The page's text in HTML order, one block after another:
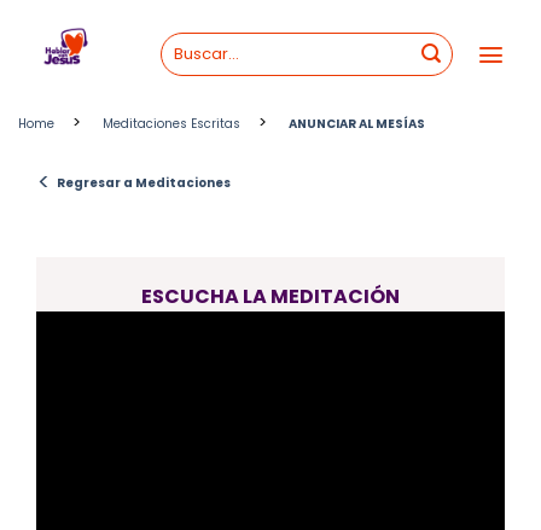
content
Home > Meditaciones Escritas > ANUNCIAR AL MESÍAS
< Regresar a Meditaciones
ESCUCHA LA MEDITACIÓN